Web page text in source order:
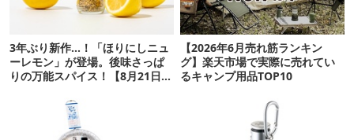
3年ぶり新作…！「ほりにしニュ
ーレモン」が登場。後味さっぱ
りの万能スパイス！【8月21日発
【2026年6月売れ筋ランキン
グ】楽天市場で実際に売れてい
るキャンプ用品TOP10